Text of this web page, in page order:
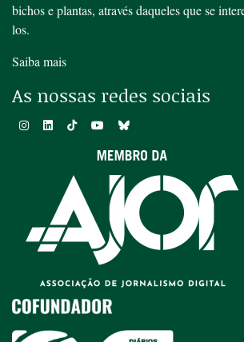
bichos e plantas, através daqueles que se
los.
Saiba mais
As nossas redes sociais